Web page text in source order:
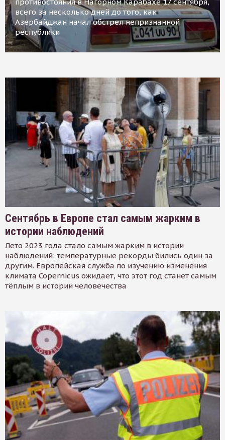
всего за несколько дней до того, как
Азербайджан начал обстрел непризнанной
республики
Сентябрь в Европе стал самым жарким в
истории наблюдений
Лето 2023 года стало самым жарким в истории
наблюдений: температурные рекорды бились один за
другим. Европейская служба по изучению изменения
климата Copernicus ожидает, что этот год станет самым
тёплым в истории человечества